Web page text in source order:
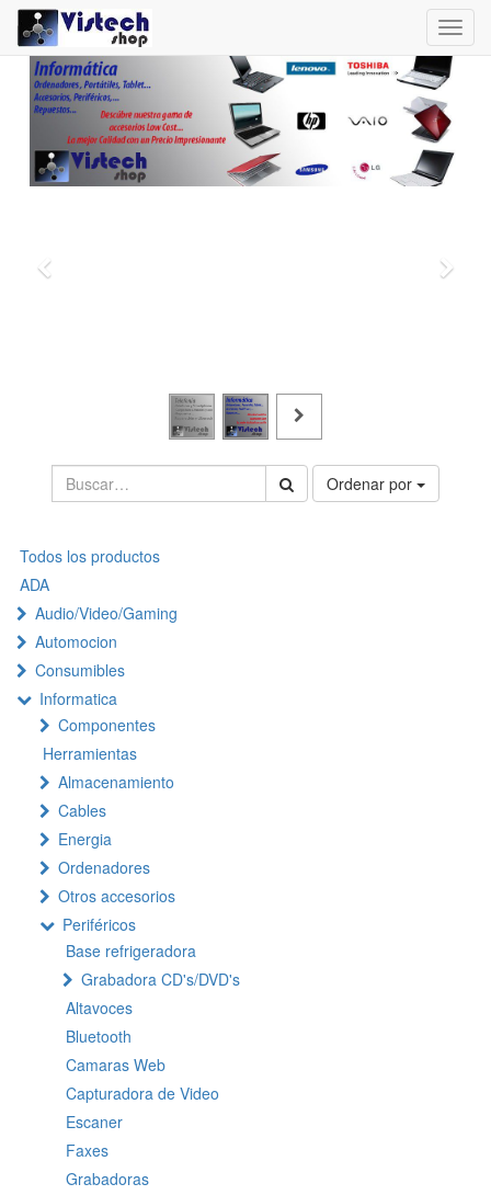
Ordenar por
Todos los productos
ADA
Audio/Video/Gaming
Automocion
Consumibles
Informatica
Componentes
Herramientas
Almacenamiento
Cables
Energia
Ordenadores
Otros accesorios
Periféricos
Base refrigeradora
Grabadora CD's/DVD's
Altavoces
Bluetooth
Camaras Web
Capturadora de Video
Escaner
Faxes
Grabadoras